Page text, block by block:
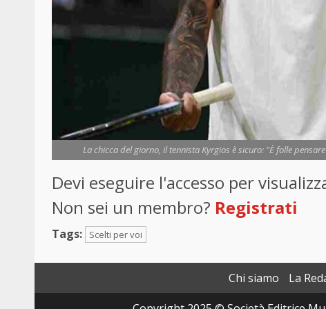
La chicca del giorno, il tennista Kyrgios è sicuro: "È folle
Devi eseguire l'accesso per
Non sei un membro? Registrati
Tags: Scelti per voi
Chi siamo La